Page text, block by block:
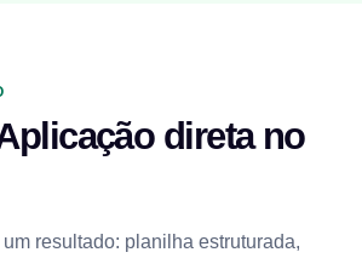
direta no
resultado: planilha estruturada,